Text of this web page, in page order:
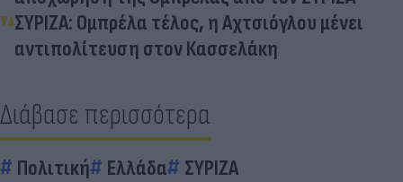
ΣΥΡΙΖΑ: Ομπρέλα τέλος, η Αχτσιόγλου μένει
αντιπολίτευση στον Κασσελάκη
Διάβασε περισσότερα
Πολιτική Ελλάδα
ΣΥΡΙΖΑ